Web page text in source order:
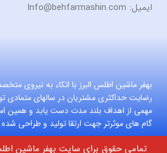
ایمیل: Info@behfarmashin.com
بهفر ماشین اطلس البرز با اتکاء به نیروی
رضایت حداکثری مشتریان در سالهای متمادی
مهمی از اهداف بلند مدت دست یابد و همین
گام های موثرتر جهت ارتقا تولید و طراحی
تمامی حقوق برای سایت بهفر ماشین